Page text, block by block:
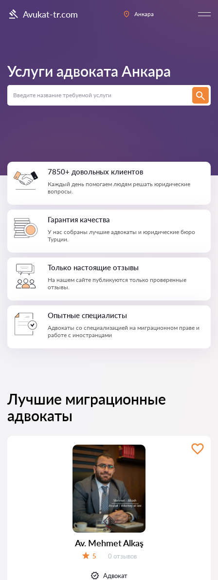
Avukat-tr.com Анкара
Услуги адвоката Анкара
7850+ довольных клиентов
Каждый день помогаем людям решать юридические
вопросы.
Гарантия качества
У нас собраны лучшие адвокаты и юридические бюро
Турции.
Только настоящие отзывы
На нашем сайте публикуются только проверенные
отзывы.
Опытные специалисты
Адвокаты со специализацией на миграционном праве и
работе с иностранцами
Лучшие миграционные
адвокаты
Av. Mehmet Alkaş
5 Отзывов:
0 отзывов
Адвокат